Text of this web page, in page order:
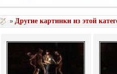
» Другие картинки из этой